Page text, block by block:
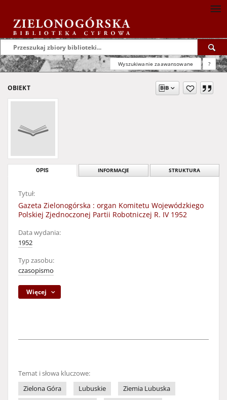
Wyszukiwanie zaawansowane ?
OBIEKT
OPIS INFORMACJE STRUKTURA
Tytuł:
Gazeta Zielonogórska : organ Komitetu Wojewódzkiego
Polskiej Zjednoczonej Partii Robotniczej R. IV 1952
Data wydania:
1952
Typ zasobu:
czasopismo
Więcej
Temat i słowa kluczowe:
Zielona Góra
Lubuskie
Ziemia Lubuska